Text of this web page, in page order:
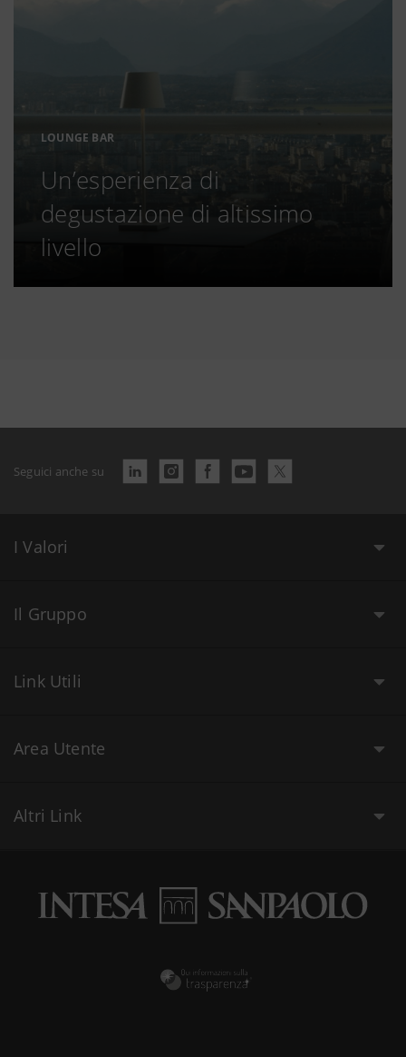
LOUNGE BAR
Un’esperienza di
degustazione di altissimo
livello
Seguici anche su
I Valori
Il Gruppo
Link Utili
Area Utente
Altri Link